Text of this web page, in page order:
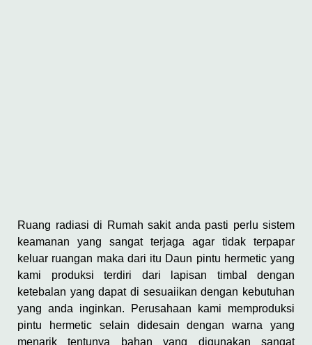
Ruang radiasi di Rumah sakit anda pasti perlu sistem
keamanan yang sangat terjaga agar tidak terpapar
keluar ruangan maka dari itu Daun pintu hermetic yang
kami produksi terdiri dari lapisan timbal dengan
ketebalan yang dapat di sesuaiikan dengan kebutuhan
yang anda inginkan. Perusahaan kami memproduksi
pintu hermetic selain didesain dengan warna yang
menarik tentunya bahan yang digunakan sangat